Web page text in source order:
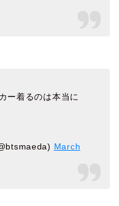
ー着るのは本当に
March